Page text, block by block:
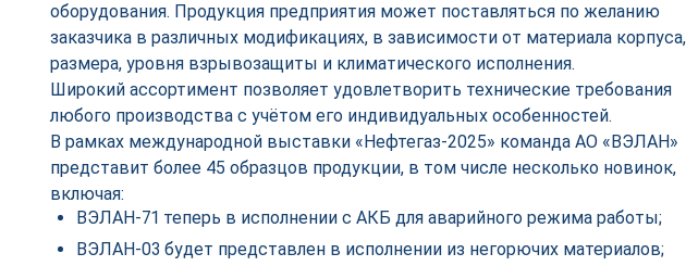
оборудования. Продукция предприятия может поставляться по желанию
заказчика в различных модификациях, в зависимости от материала корпуса,
размера, уровня взрывозащиты и климатического исполнения.
Широкий ассортимент позволяет удовлетворить технические требования
любого производства с учётом его индивидуальных особенностей.
В рамках международной выставки «Нефтегаз-2025» команда АО «ВЭЛАН»
представит более 45 образцов продукции, в том числе несколько новинок,
включая:
ВЭЛАН-71 теперь в исполнении с АКБ для аварийного режима работы;
ВЭЛАН-03 будет представлен в исполнении из негорючих материалов;